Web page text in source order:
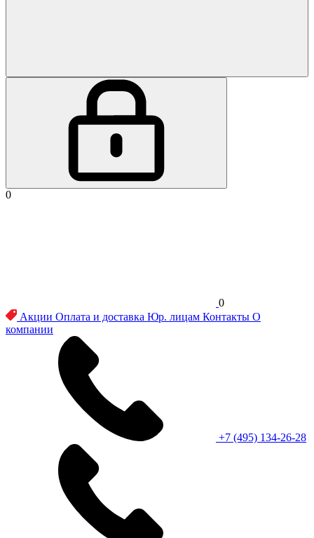
0
0
Акции Оплата и доставка Юр. лицам Контакты О
компании
+7 (495) 134-26-28